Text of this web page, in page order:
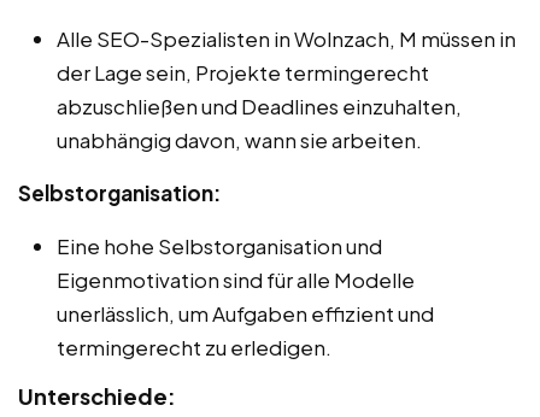
Alle SEO-Spezialisten in Wolnzach, M müssen in
der Lage sein, Projekte termingerecht
abzuschließen und Deadlines einzuhalten,
unabhängig davon, wann sie arbeiten.
Selbstorganisation:
Eine hohe Selbstorganisation und
Eigenmotivation sind für alle Modelle
unerlässlich, um Aufgaben effizient und
termingerecht zu erledigen.
Unterschiede: